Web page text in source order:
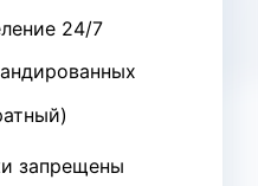
24/7
запрещены